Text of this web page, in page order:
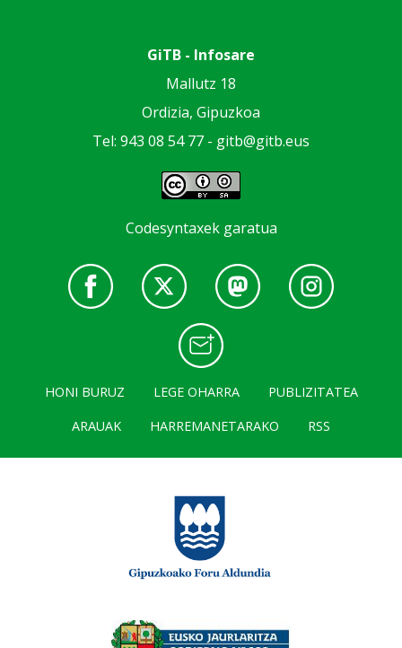
GiTB - Infosare
Mallutz 18
Ordizia, Gipuzkoa
Tel: 943 08 54 77 - gitb@gitb.eus
Codesyntaxek garatua
HONI BURUZ LEGE OHARRA
PUBLIZITATEA
ARAUAK
HARREMANETARAKO RSS